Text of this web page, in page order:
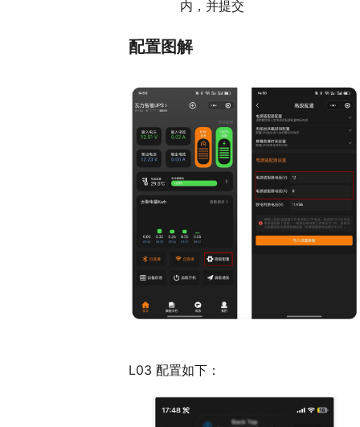
内，并提交
配置图解
L03 配置如下：